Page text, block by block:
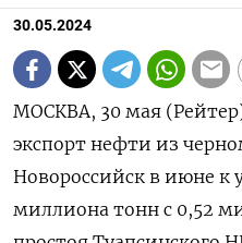
30.05.2024
МОСКВА, 30 мая
экспорт нефти из
Новороссийск в июне к
миллиона тонн с 0,52